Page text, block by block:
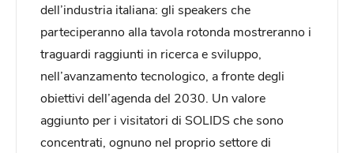
dell’industria italiana: gli speakers che
parteciperanno alla tavola rotonda mostreranno i
traguardi raggiunti in ricerca e sviluppo,
nell’avanzamento tecnologico, a fronte degli
obiettivi dell’agenda del 2030. Un valore
aggiunto per i visitatori di SOLIDS che sono
concentrati, ognuno nel proprio settore di